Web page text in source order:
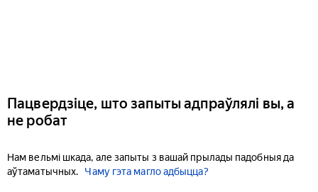
Пацвердзіце, што запыты адпраўлялі вы, а
не робат
Нам вельмі шкада, але запыты з вашай прылады падобныя да
аўтаматычных.
Чаму гэта магло адбыцца?